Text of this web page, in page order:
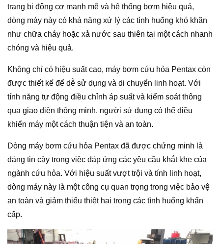
trang bị động cơ mạnh mẽ và hệ thống bơm hiệu quả,
dòng máy này có khả năng xử lý các tình huống khó khăn
như chữa cháy hoặc xả nước sau thiên tai một cách nhanh
chóng và hiệu quả.
Không chỉ có hiệu suất cao, máy bơm cứu hỏa Pentax còn
được thiết kế để dễ sử dụng và di chuyển linh hoạt. Với
tính năng tự động điều chỉnh áp suất và kiểm soát thông
qua giao diện thông minh, người sử dụng có thể điều
khiển máy một cách thuận tiện và an toàn.
Dòng máy bơm cứu hỏa Pentax đã được chứng minh là
đáng tin cậy trong việc đáp ứng các yêu cầu khắt khe của
ngành cứu hỏa. Với hiệu suất vượt trội và tính linh hoạt,
dòng máy này là một công cụ quan trọng trong việc bảo vệ
an toàn và giảm thiểu thiệt hại trong các tình huống khẩn
cấp.